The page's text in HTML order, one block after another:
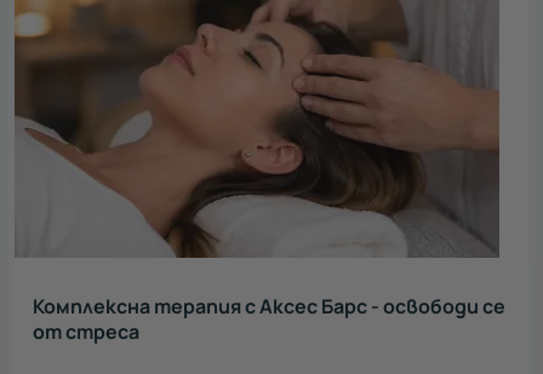
Комплексна терапия с Аксес Барс - освободи се
от стреса